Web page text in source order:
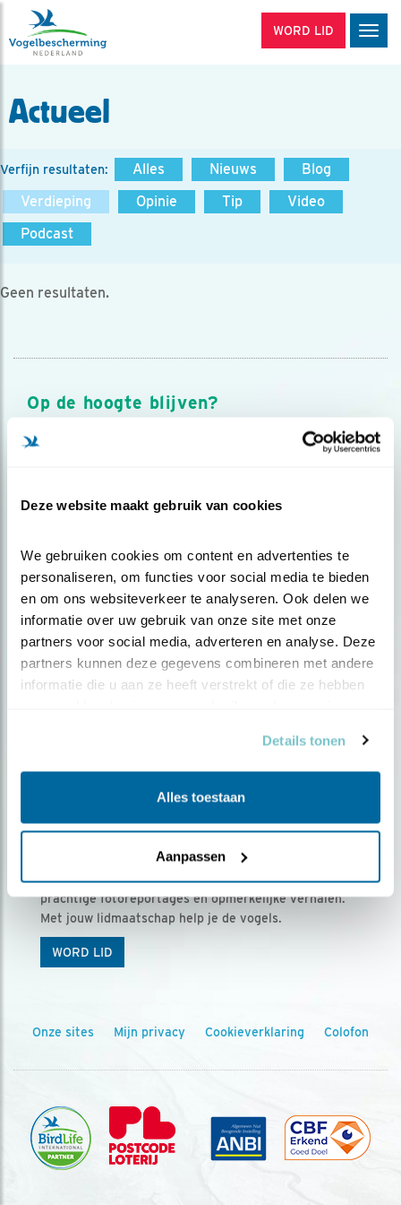
Deze website maakt gebruik van cookies
We gebruiken cookies om content en advertenties te
personaliseren, om functies voor social media te bieden
en om ons websiteverkeer te analyseren. Ook delen we
informatie over uw gebruik van onze site met onze
partners voor social media, adverteren en analyse. Deze
partners kunnen deze gegevens combineren met andere
informatie die u aan ze heeft verstrekt of die ze hebben
Details tonen
Alles toestaan
Aanpassen
WORD LID
Actueel
Verfijn resultaten: Alles Nieuws
Blog
Verdieping
Opinie Tip
Video
Podcast
Geen resultaten.
Op de hoogte blijven?
Meld je aan en ontvang nieuws, inspiratie, acties en tips
over vogels en activiteiten van Vogelbescherming.
Ontvang 5 x Vogels voor € 36,00 per jaar
Vogels is het tijdschrift voor onze leden, met
prachtige fotoreportages en opmerkelijke verhalen.
Met jouw lidmaatschap help je de vogels.
WORD LID
Onze sites Mijn privacy Cookieverklaring Colofon